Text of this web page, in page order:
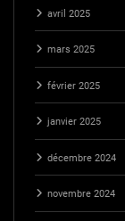
avril 2025
mars 2025
février 2025
janvier 2025
décembre 2024
novembre 2024